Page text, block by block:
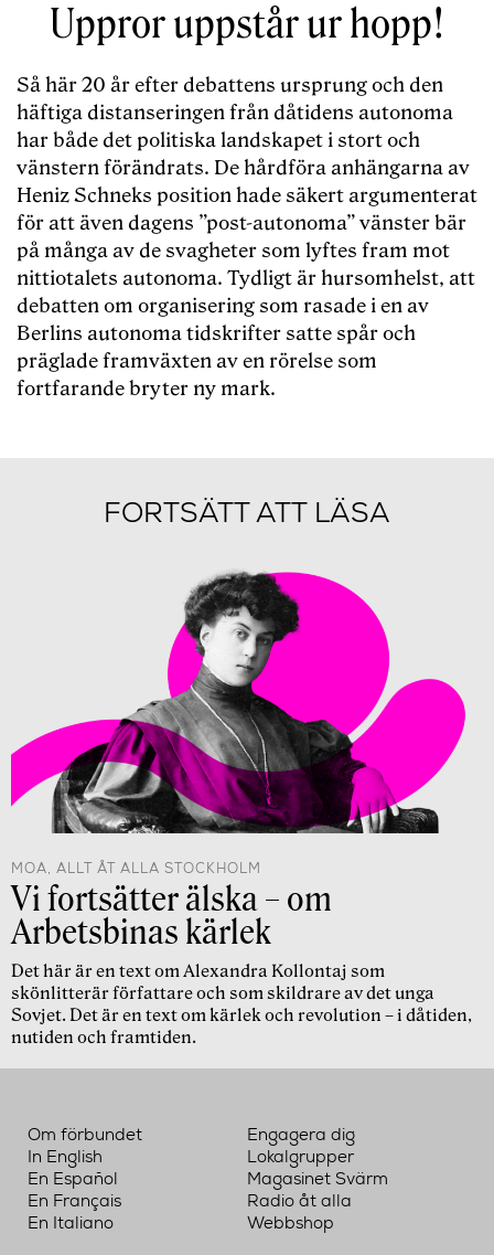
Uppror uppstår ur hopp!
Så här 20 år efter debattens ursprung och den
häftiga distanseringen från dåtidens autonoma
har både det politiska landskapet i stort och
vänstern förändrats. De hårdföra anhängarna av
Heniz Schneks position hade säkert argumenterat
för att även dagens ”post-autonoma” vänster bär
på många av de svagheter som lyftes fram mot
nittiotalets autonoma. Tydligt är hursomhelst, att
debatten om organisering som rasade i en av
Berlins autonoma tidskrifter satte spår och
präglade framväxten av en rörelse som
fortfarande bryter ny mark.
FORTSÄTT ATT LÄSA
MOA, ALLT ÅT ALLA STOCKHOLM
Vi fortsätter älska – om
Arbetsbinas kärlek
Det här är en text om Alexandra Kollontaj som
skönlitterär författare och som skildrare av det unga
Sovjet. Det är en text om kärlek och revolution – i dåtiden,
nutiden och framtiden.
Om förbundet
In English
En Español
En Français
En Italiano
Engagera dig
Lokalgrupper
Magasinet Svärm
Radio åt alla
Webbshop